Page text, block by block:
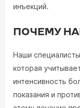
инъекций.
ПОЧЕМУ
Наши
которая
интенсивность
показания и